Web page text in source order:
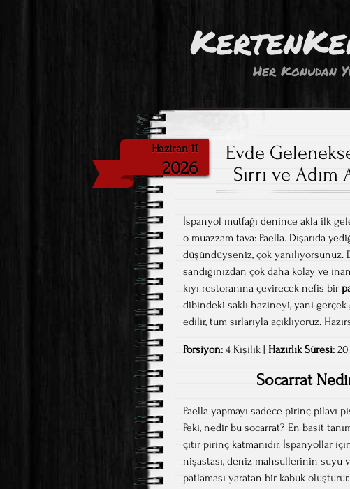
Her Konudan
Haziran 11
2026
Evde
Sırrı ve
İspanyol mutfağı denince akla ilk
o muazzam tava: Paella. Dışarıda
düşündüyseniz, çok yanılıyorsunuz.
sandığınızdan çok daha kolay ve
kıyı restoranına çevirecek nefis bir
dibindeki saklı hazineyi, yani
edilir, tüm sırlarıyla açıklıyoruz.
Porsiyon: 4 Kişilik | Hazırlık Süresi: 20
Socarrat
Paella yapmayı sadece pirinç pilavı
Peki, nedir bu socarrat? En basit
çıtır pirinç katmanıdır. İspanyollar
nişastası, deniz mahsullerinin suyu
patlaması yaratan bir kabuk